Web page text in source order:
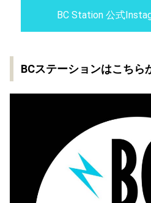
BC Station 公式
BCステーションはこちら